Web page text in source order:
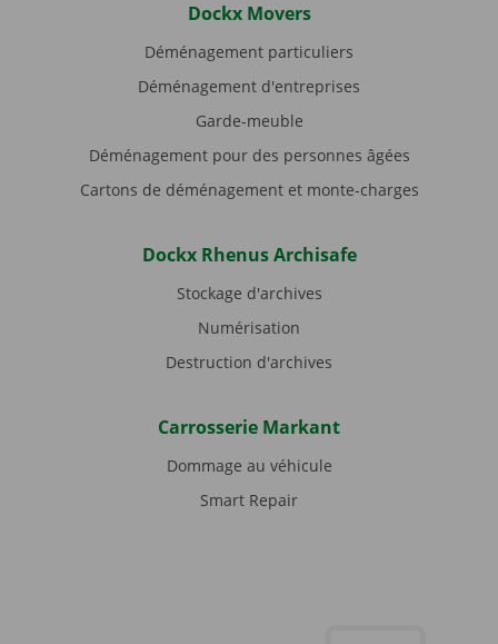
Dockx Movers
Déménagement particuliers
Déménagement d'entreprises
Garde-meuble
Déménagement pour des personnes âgées
Cartons de déménagement et monte-charges
Dockx Rhenus Archisafe
Stockage d'archives
Numérisation
Destruction d'archives
Carrosserie Markant
Dommage au véhicule
Smart Repair